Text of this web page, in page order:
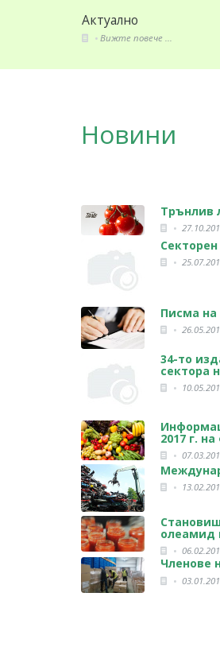
Новини
Трънлив
Писма на
34-то
сектора
2017 г.
олеамид
Членове